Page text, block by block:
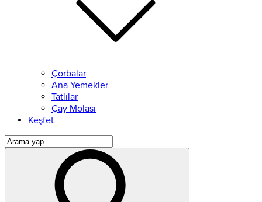
Çorbalar
Ana Yemekler
Tatlılar
Çay Molası
Keşfet